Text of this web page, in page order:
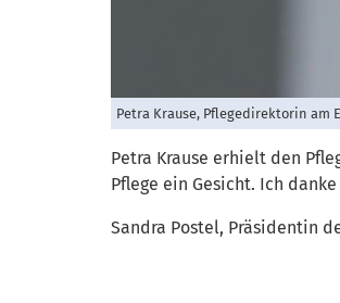
Petra Krause, Pflegedirektorin am
Petra Krause erhielt den
Pflege ein Gesicht. Ich
Sandra Postel, Präsidentin